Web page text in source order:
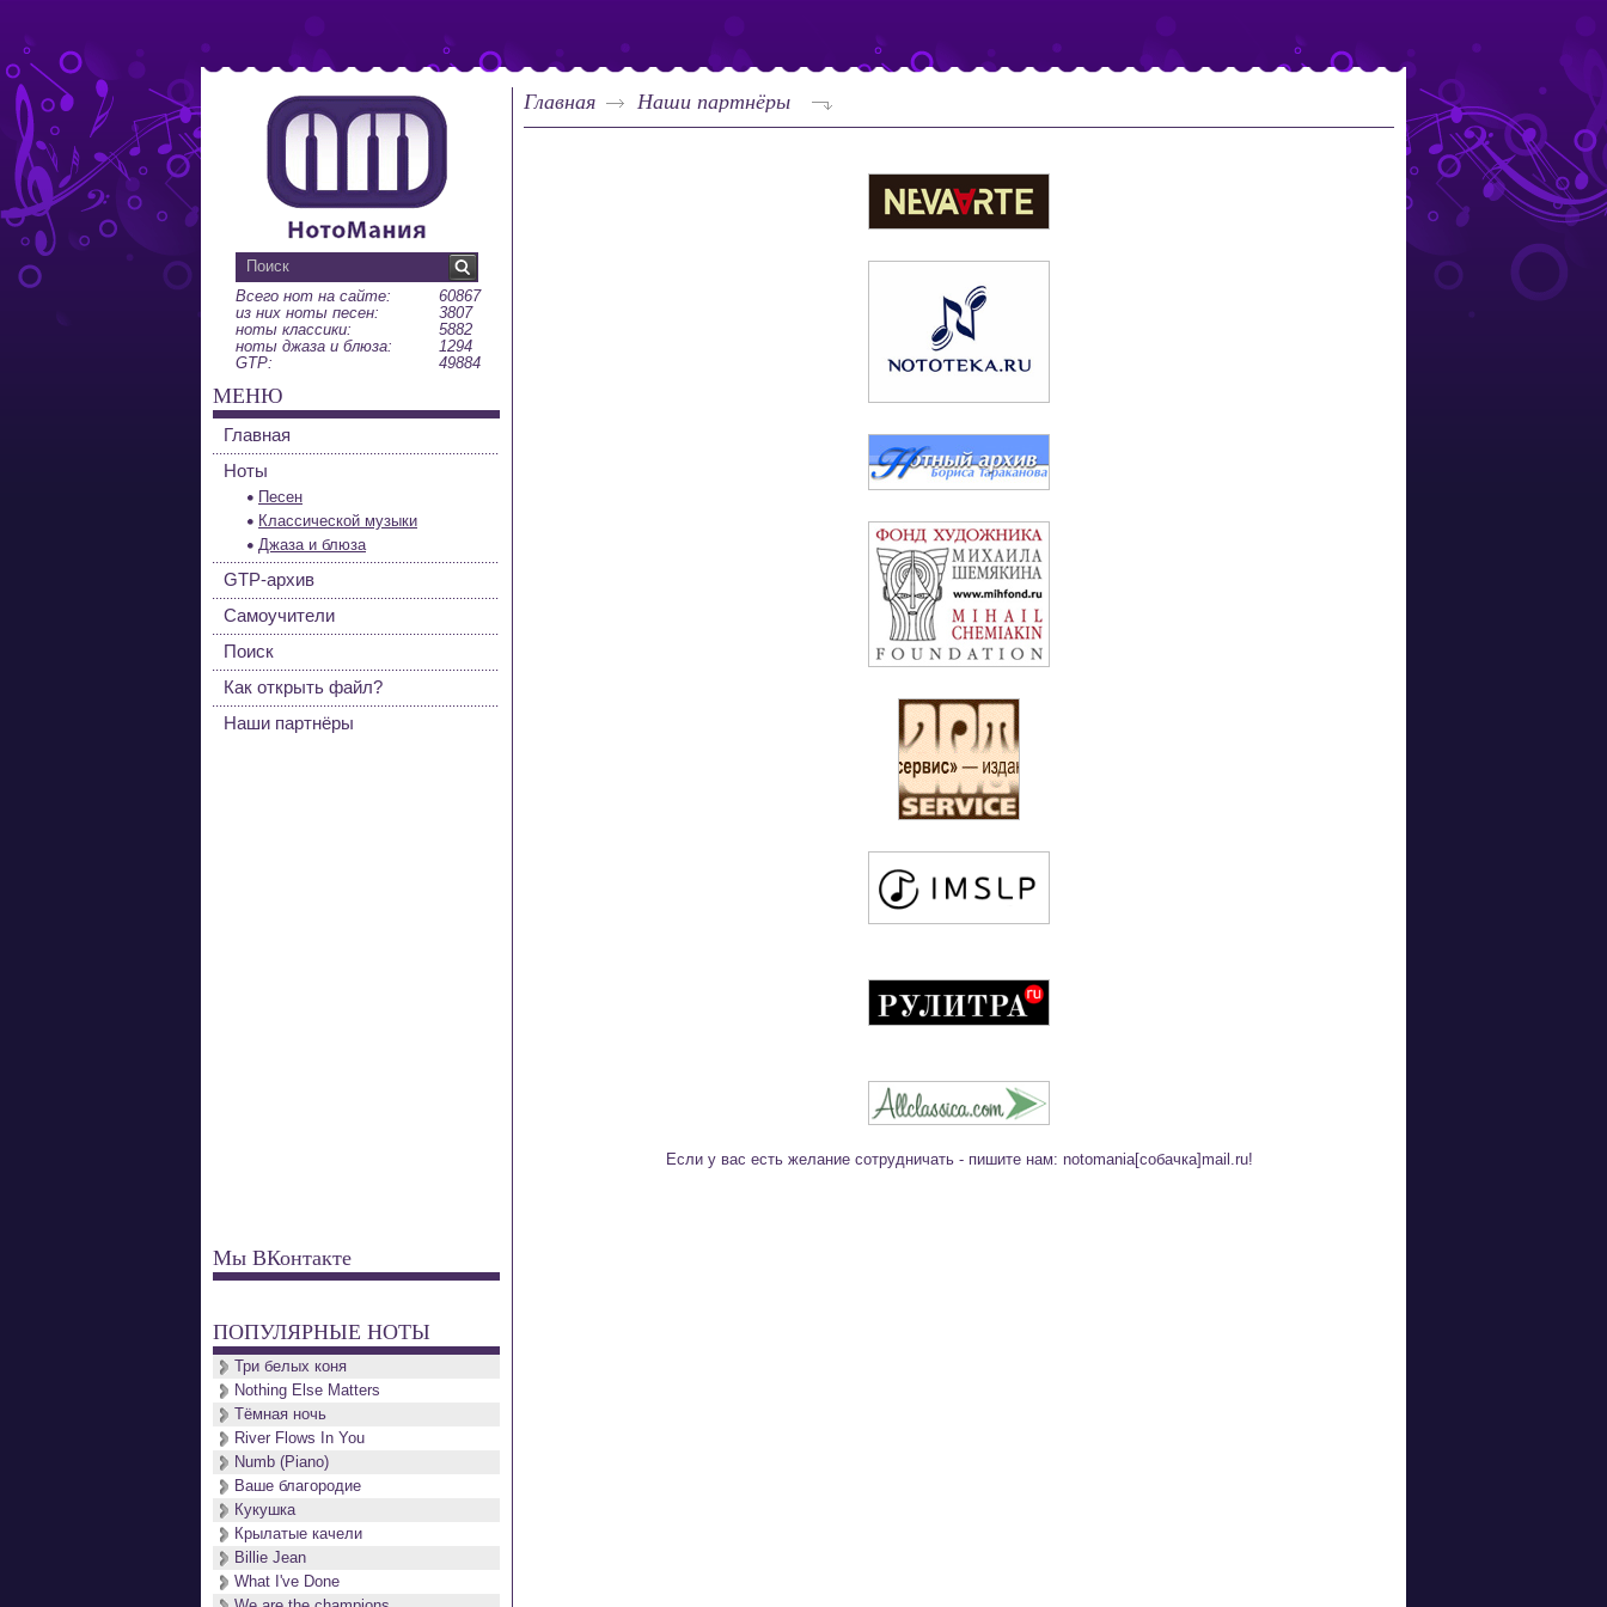
Главная Наши партнёры
Если у вас есть желание сотрудничать - пишите нам: notomania[собачка]mail.ru!
Всего нот на сайте:
60867
из них ноты песен:
3807
ноты классики:
5882
ноты джаза и блюза:
1294
GTP:
49884
МЕНЮ
Главная
Ноты
Песен
Классической музыки
Джаза и блюза
GTP-архив
Самоучители
Поиск
Как открыть файл?
Наши партнёры
Мы ВКонтакте
ПОПУЛЯРНЫЕ НОТЫ
Три белых коня
Nothing Else Matters
Тёмная ночь
River Flows In You
Numb (Piano)
Ваше благородие
Кукушка
Крылатые качели
Billie Jean
What I've Done